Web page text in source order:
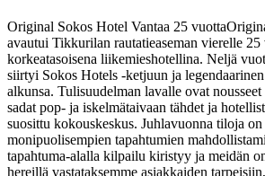
Original Sokos Hotel Vantaa 25 vuotta
avautui Tikkurilan rautatieaseman vierelle 25
korkeatasoisena liikemieshotellina. Neljä
siirtyi Sokos Hotels -ketjuun ja
alkunsa. Tulisuudelman lavalle ovat
sadat pop- ja iskelmätaivaan tähdet ja
suosittu kokouskeskus. Juhlavuonna tiloja on
monipuolisempien tapahtumien
tapahtuma-alalla kilpailu kiristyy ja meidän
hereillä vastataksemme asiakkaiden